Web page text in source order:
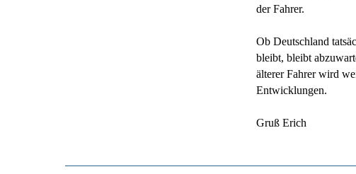
der Fahrer.
Ob Deutschland
bleibt, bleibt
älterer Fahrer wird
Entwicklungen.
Gruß Erich